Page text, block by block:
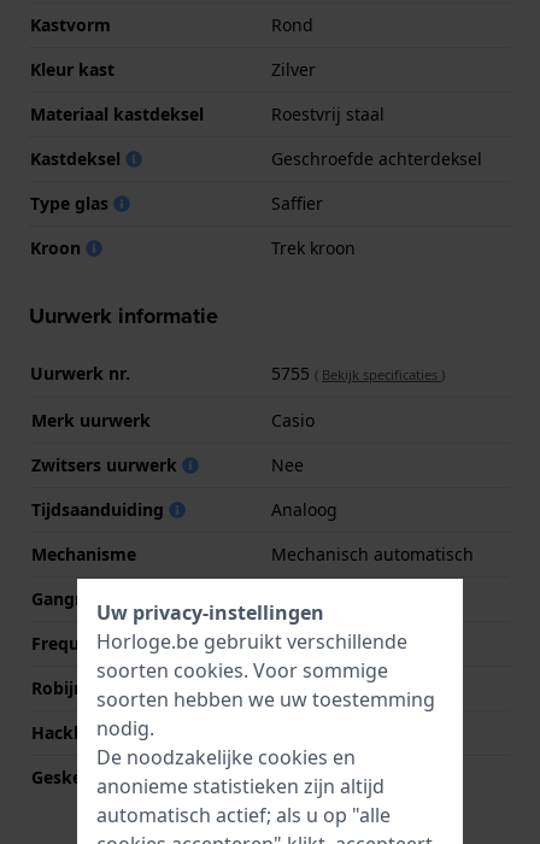
Kastvorm
Rond
Kleur kast
Zilver
Materiaal kastdeksel
Roestvrij staal
Kastdeksel
Geschroefde achterdeksel
Type glas
Saffier
Kroon
Trek kroon
Uurwerk informatie
Uurwerk nr. 5755 ( Bekijk specificaties )
Merk uurwerk
Casio
Zwitsers uurwerk
Nee
Tijdsaanduiding
Analoog
Mechanisme
Mechanisch automatisch
Gangreserve
Frequentie
21600
Robijnen
Hackbaar
Geskeletonneerd
Nee
Uw privacy-instellingen
Horloge.be gebruikt verschillende
soorten cookies. Voor sommige
soorten hebben we uw toestemming
nodig.
De noodzakelijke cookies en
anonieme statistieken zijn altijd
automatisch actief; als u op "alle